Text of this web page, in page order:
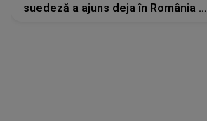
suedeză a ajuns deja în România și